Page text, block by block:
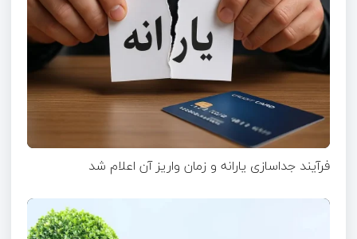
فرآیند جداسازی یارانه و زمان واریز آن اعلام شد